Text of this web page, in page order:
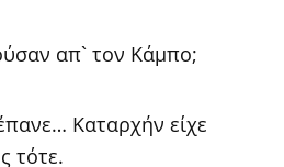
απ` τον Κάμπο;
Καταρχήν είχε
τότε.